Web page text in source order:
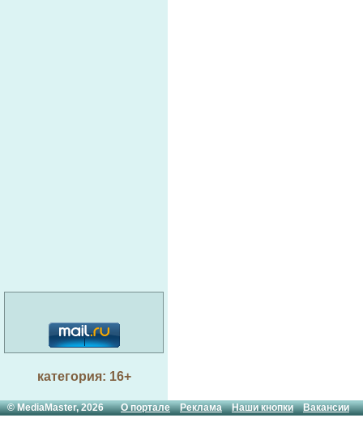
категория: 16+
© MediaMaster, 2026О портале Реклама Наши кнопки Вакансии